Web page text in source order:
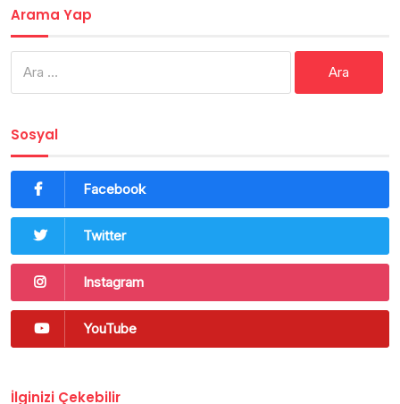
Arama Yap
Sosyal
Facebook
Twitter
Instagram
YouTube
İlginizi Çekebilir